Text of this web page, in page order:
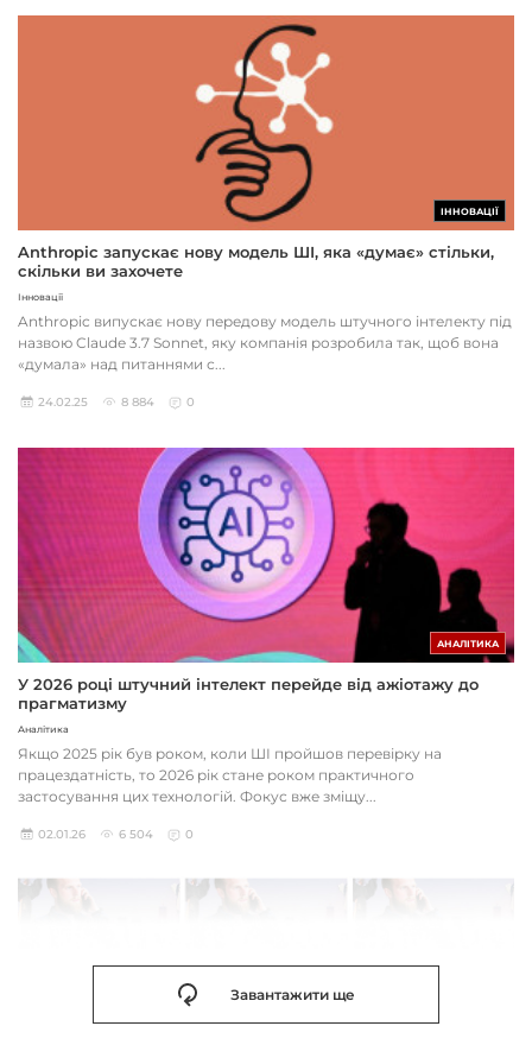
ІННОВАЦІЇ
Anthropic запускає нову модель ШІ, яка «думає» стільки,
скільки ви захочете
Інновації
Anthropic випускає нову передову модель штучного інтелекту під
назвою Claude 3.7 Sonnet, яку компанія розробила так, щоб вона
«думала» над питаннями с...
24.02.25 8 884 0
АНАЛІТИКА
У 2026 році штучний інтелект перейде від ажіотажу до
прагматизму
Аналітика
Якщо 2025 рік був роком, коли ШІ пройшов перевірку на
працездатність, то 2026 рік стане роком практичного
застосування цих технологій. Фокус вже зміщу...
02.01.26 6 504 0
Завантажити ще